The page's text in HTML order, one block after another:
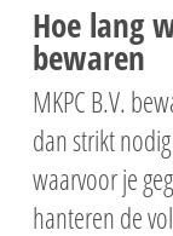
Hoe lang
bewaren
MKPC B.V.
dan strikt
waarvoor je
hanteren de